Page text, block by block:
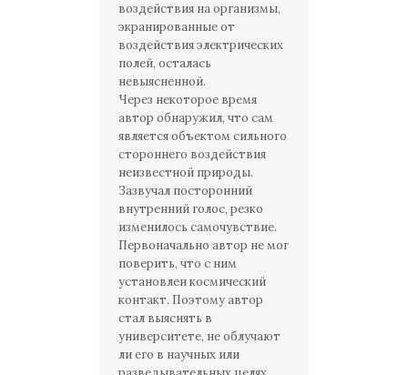
воздействия на организмы,
экранированные от
воздействия электрических
полей, осталась
невыясненной.
Через некоторое время
автор обнаружил, что сам
является объектом сильного
стороннего воздействия
неизвестной природы.
Зазвучал посторонний
внутренний голос, резко
изменилось самочувствие.
Первоначально автор не мог
поверить, что с ним
установлен космический
контакт. Поэтому автор
стал выяснять в
университете, не облучают
ли его в научных или